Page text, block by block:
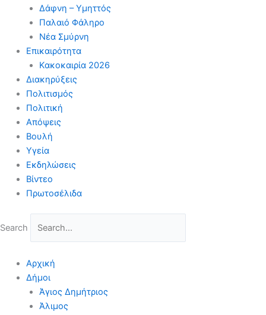
Δάφνη – Υμηττός
Παλαιό Φάληρο
Νέα Σμύρνη
Επικαιρότητα
Κακοκαιρία 2026
Διακηρύξεις
Πολιτισμός
Πολιτική
Απόψεις
Βουλή
Υγεία
Εκδηλώσεις
Βίντεο
Πρωτοσέλιδα
Search
Αρχική
Δήμοι
Άγιος Δημήτριος
Άλιμος